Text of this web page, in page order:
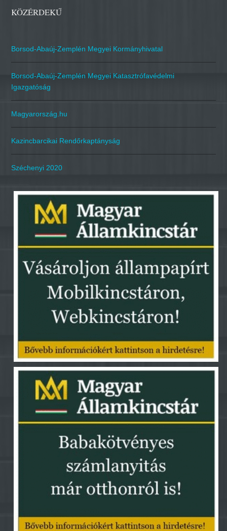
KÖZÉRDEKŰ
Borsod-Abaúj-Zemplén Megyei Kormányhivatal
Borsod-Abaúj-Zemplén Megyei Katasztrófavédelmi
Igazgatóság
Magyarország.hu
Kazincbarcikai Rendőrkaptányság
Széchenyi 2020